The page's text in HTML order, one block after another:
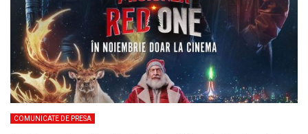
COMUNICATE DE PRESA